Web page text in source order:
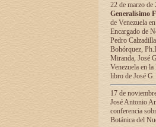
22 de marzo
Generalísimo
de Venezuela
Encargado de
Pedro
Bohórquez,
Miranda, José
Venezuela en
libro de José
17 de
José Antonio
conferencia
Botánica del